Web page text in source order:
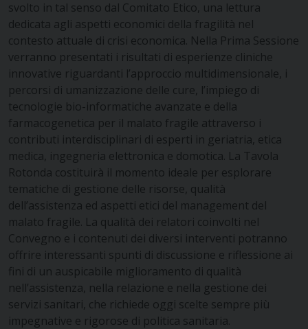
svolto in tal senso dal Comitato Etico, una lettura
dedicata agli aspetti economici della fragilità nel
contesto attuale di crisi economica. Nella Prima Sessione
verranno presentati i risultati di esperienze cliniche
innovative riguardanti l’approccio multidimensionale, i
percorsi di umanizzazione delle cure, l’impiego di
tecnologie bio-informatiche avanzate e della
farmacogenetica per il malato fragile attraverso i
contributi interdisciplinari di esperti in geriatria, etica
medica, ingegneria elettronica e domotica. La Tavola
Rotonda costituirà il momento ideale per esplorare
tematiche di gestione delle risorse, qualità
dell’assistenza ed aspetti etici del management del
malato fragile. La qualità dei relatori coinvolti nel
Convegno e i contenuti dei diversi interventi potranno
offrire interessanti spunti di discussione e riflessione ai
fini di un auspicabile miglioramento di qualità
nell’assistenza, nella relazione e nella gestione dei
servizi sanitari, che richiede oggi scelte sempre più
impegnative e rigorose di politica sanitaria.